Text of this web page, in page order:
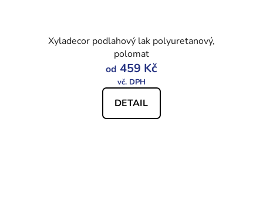
Xyladecor podlahový lak polyuretanový,
polomat
od 459 Kč
DETAIL